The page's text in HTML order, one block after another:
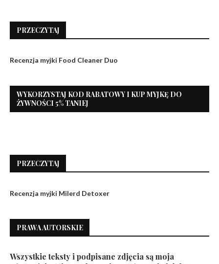
PRZECZYTAJ
Recenzja myjki Food Cleaner Duo
WYKORZYSTAJ KOD RABATOWY I KUP MYJKĘ DO
ŻYWNOŚCI 5% TANIEJ
PRZECZYTAJ
Recenzja myjki Milerd Detoxer
PRAWA AUTORSKIE
Wszystkie teksty i podpisane zdjęcia są moja